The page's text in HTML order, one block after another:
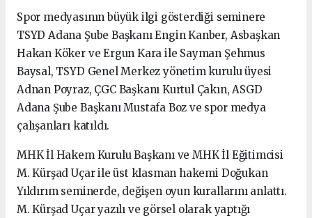
Spor medyasının büyük ilgi gösterdiği seminere
TSYD Adana Şube Başkanı Engin Kanber, Asbaşkan
Hakan Köker ve Ergun Kara ile Sayman Şehmus
Baysal, TSYD Genel Merkez yönetim kurulu üyesi
Adnan Poyraz, ÇGC Başkanı Kurtul Çakın, ASGD
Adana Şube Başkanı Mustafa Boz ve spor medya
çalışanları katıldı.
MHK İl Hakem Kurulu Başkanı ve MHK İl Eğitimcisi
M. Kürşad Uçar ile üst klasman hakemi Doğukan
Yıldırım seminerde, değişen oyun kurallarını anlattı.
M. Kürşad Uçar yazılı ve görsel olarak yaptığı